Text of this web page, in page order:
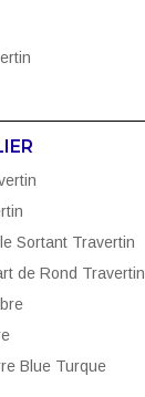
Sortant Travertin
de Rond Travertin
Blue Turque